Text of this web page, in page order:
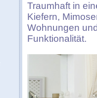
Traumhaft in
Kiefern,
Wohnungen
Funktionalität.